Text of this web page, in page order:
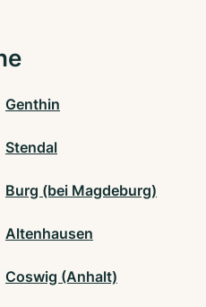
Genthin
Stendal
Burg (bei Magdeburg)
Altenhausen
Coswig (Anhalt)